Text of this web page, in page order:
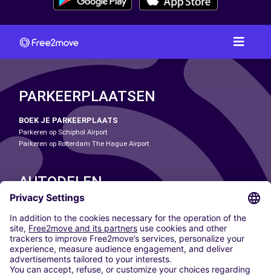
PARKEERPLAATSEN
BOEK JE PARKEERPLAATS
Parkeren op Schiphol Airport
Parkeren op Rotterdam The Hague Airport
AUTODELEN
ONZE STEDEN
Paris
Madrid
Washington DC
Milaan
Rome